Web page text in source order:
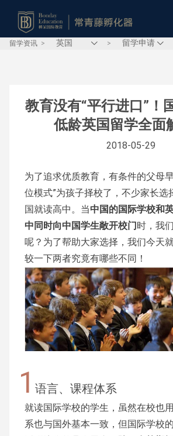
留学资讯 > >
教育没有“平行进口”！
低龄英国留学全面
2018-05-29
为了追求优质教育，有条件的父母
位模式”为孩子择校了，不少家长选
国就读高中。当中国的国际学校和
中同时向中国学生敞开校门时，我们
呢？为了帮助大家选择，我们今天
较一下两者究竟有哪些不同！
1 语言、课程体系
就读国际学校的学生，虽然在校也
系也与国外基本一致，但国际学校